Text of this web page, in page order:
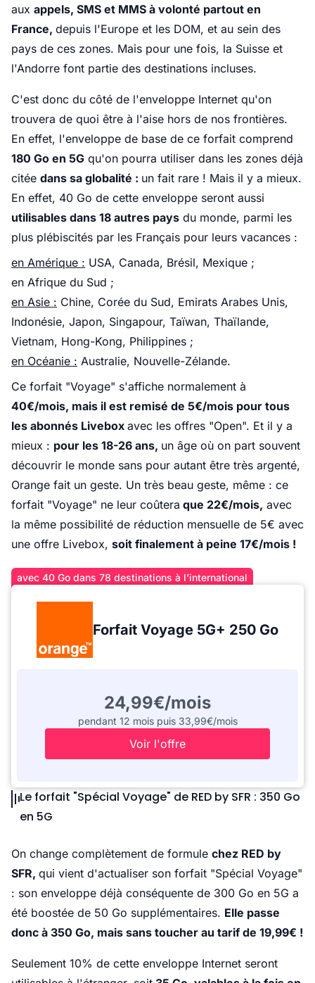
aux appels, SMS et MMS à volonté partout en
France, depuis l'Europe et les DOM, et au sein des
pays de ces zones. Mais pour une fois, la Suisse et
l'Andorre font partie des destinations incluses.
C'est donc du côté de l'enveloppe Internet qu'on
trouvera de quoi être à l'aise hors de nos frontières.
En effet, l'enveloppe de base de ce forfait comprend
180 Go en 5G qu'on pourra utiliser dans les zones déjà
citée dans sa globalité : un fait rare ! Mais il y a mieux.
En effet, 40 Go de cette enveloppe seront aussi
utilisables dans 18 autres pays du monde, parmi les
plus plébiscités par les Français pour leurs vacances :
en Amérique : USA, Canada, Brésil, Mexique ;
en Afrique du Sud ;
en Asie : Chine, Corée du Sud, Emirats Arabes Unis,
Indonésie, Japon, Singapour, Taïwan, Thaïlande,
Vietnam, Hong-Kong, Philippines ;
en Océanie : Australie, Nouvelle-Zélande.
Ce forfait "Voyage" s'affiche normalement à
40€/mois, mais il est remisé de 5€/mois pour tous
les abonnés Livebox avec les offres "Open". Et il y a
mieux : pour les 18-26 ans, un âge où on part souvent
découvrir le monde sans pour autant être très argenté,
Orange fait un geste. Un très beau geste, même : ce
forfait "Voyage" ne leur coûtera que 22€/mois, avec
la même possibilité de réduction mensuelle de 5€ avec
une offre Livebox, soit finalement à peine 17€/mois !
avec 40 Go dans 78 destinations à l’international
Forfait Voyage 5G+ 250 Go
24,99€/mois
pendant 12 mois puis 33,99€/mois
Voir l'offre
Le forfait "Spécial Voyage" de RED by SFR : 350 Go
en 5G
On change complètement de formule chez RED by
SFR, qui vient d'actualiser son forfait "Spécial Voyage"
: son enveloppe déjà conséquente de 300 Go en 5G a
été boostée de 50 Go supplémentaires. Elle passe
donc à 350 Go, mais sans toucher au tarif de 19,99€ !
Seulement 10% de cette enveloppe Internet seront